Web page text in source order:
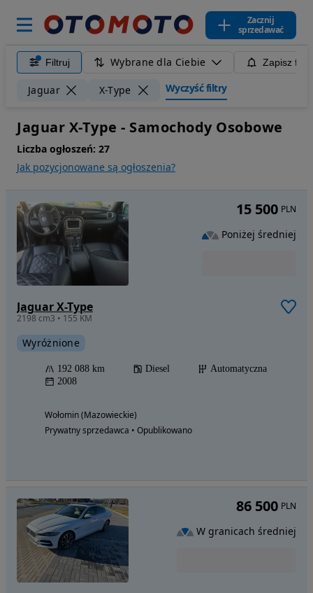
Zacznij
sprzedawać
Filtruj Wybrane dla Ciebie Zapisz
Jaguar X-Type Wyczyść filtry
Jaguar X-Type - Samochody Osobowe
Liczba ogłoszeń: 27
Jak pozycjonowane są ogłoszenia?
Jaguar X-Type
2198 cm3 • 155 KM
Wyróżnione
192 088 km Diesel
Automatyczna
2008
Wołomin (Mazowieckie)
Prywatny sprzedawca • Opublikowano
15 500 PLN
Poniżej średniej
86 500 PLN
W granicach średniej